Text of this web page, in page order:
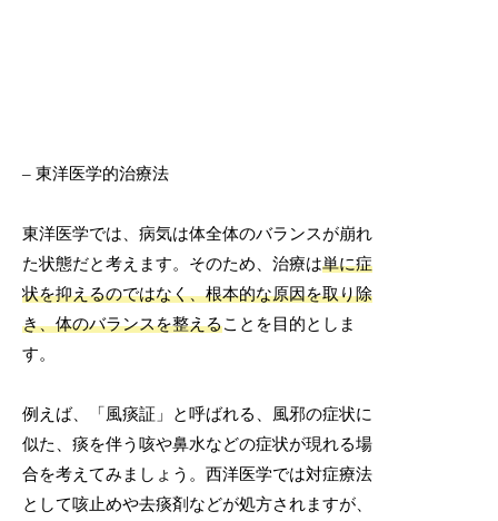
– 東洋医学的治療法
東洋医学では、病気は体全体のバランスが崩れ
た状態だと考えます。そのため、治療は単に症
状を抑えるのではなく、根本的な原因を取り除
き、体のバランスを整えることを目的としま
す。
例えば、「風痰証」と呼ばれる、風邪の症状に
似た、痰を伴う咳や鼻水などの症状が現れる場
合を考えてみましょう。西洋医学では対症療法
として咳止めや去痰剤などが処方されますが、